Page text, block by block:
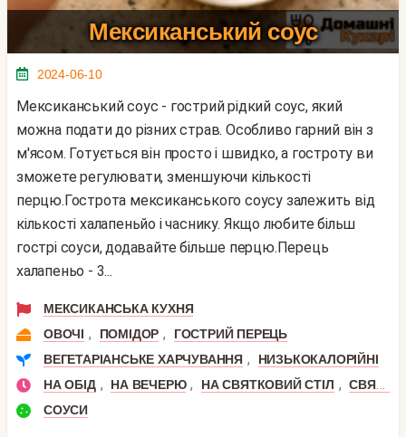
Мексиканський соус
2024-06-10
Мексиканський соус - гострий рідкий соус, який
можна подати до різних страв. Особливо гарний він з
м'ясом. Готується він просто і швидко, а гостроту ви
зможете регулювати, зменшуючи кількості
перцю.Гострота мексиканського соусу залежить від
кількості халапеньйо і часнику. Якщо любите більш
гострі соуси, додавайте більше перцю.Перець
халапеньо - 3...
МЕКСИКАНСЬКА КУХНЯ
ОВОЧІ , ПОМІДОР ,
ГОСТРИЙ ПЕРЕЦЬ
ВЕГЕТАРІАНСЬКЕ ХАРЧУВАННЯ ,
НИЗЬКОКАЛОРІЙНІ
НА ОБІД , НА ВЕЧЕРЮ , НА СВЯТКОВИЙ СТІЛ , СВЯТКОВИЙ ОБІД
СОУСИ